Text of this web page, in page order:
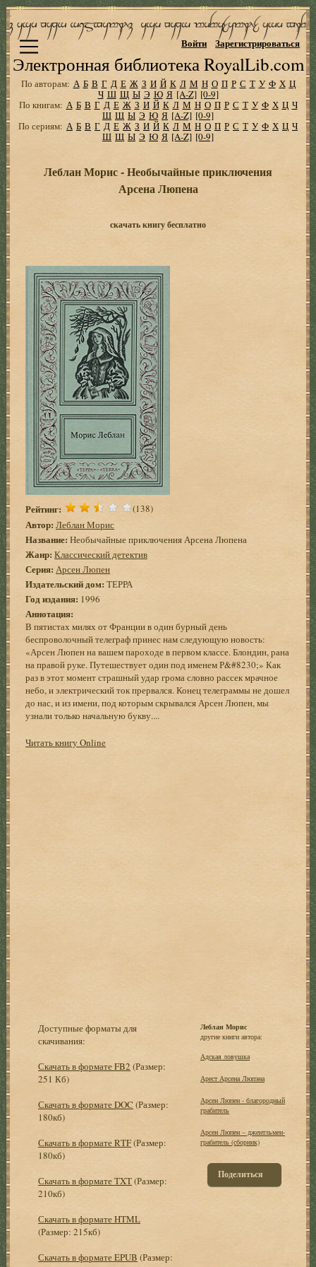
Электронная библиотека RoyalLib.com
Войти Зарегистрироваться
По авторам: А Б В Г Д Е Ж З И Й К Л М Н О П Р С Т У Ф Х Ц
Ч Ш Щ Ы Э Ю Я [A-Z] [0-9]
По книгам: А Б В Г Д Е Ж З И Й К Л М Н О П Р С Т У Ф Х Ц Ч
Ш Щ Ы Э Ю Я [A-Z] [0-9]
По сериям: А Б В Г Д Е Ж З И Й К Л М Н О П Р С Т У Ф Х Ц Ч
Ш Щ Ы Э Ю Я [A-Z] [0-9]
Леблан Морис - Необычайные приключения
Арсена Люпена
скачать книгу бесплатно
Рейтинг: (138)
Автор: Леблан Морис
Название: Необычайные приключения Арсена Люпена
Жанр: Классический детектив
Серия: Арсен Люпен
Издательский дом: ТЕРРА
Год издания: 1996
Аннотация:
В пятистах милях от Франции в один бурный день
беспроволочный телеграф принес нам следующую новость:
«Арсен Люпен на вашем пароходе в первом классе. Блондин, рана
на правой руке. Путешествует один под именем Р&#8230;» Как
раз в этот момент страшный удар грома словно рассек мрачное
небо, и электрический ток прервался. Конец телеграммы не дошел
до нас, и из имени, под которым скрывался Арсен Люпен, мы
узнали только начальную букву....
Читать книгу Online
Доступные форматы для
скачивания:
Скачать в формате FB2 (Размер:
251 Кб)
Скачать в формате DOC (Размер:
180кб)
Скачать в формате RTF(Размер:
180кб)
Скачать в формате TXT(Размер:
210кб)
Скачать в формате HTML
(Размер: 215кб)
Скачать в формате EPUB (Размер:
Леблан Морис
другие книги автора:
Адская ловушка
Арест Арсена Люпэна
Арсен Люпен - благородный
грабитель
Арсен Люпен – джентльмен-
грабитель (сборник)
Поделиться